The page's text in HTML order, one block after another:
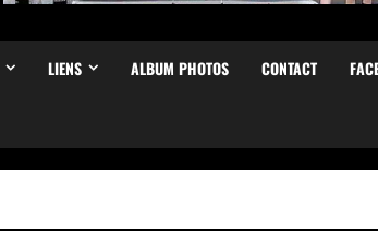
LIENS ALBUM PHOTOS CONTACT